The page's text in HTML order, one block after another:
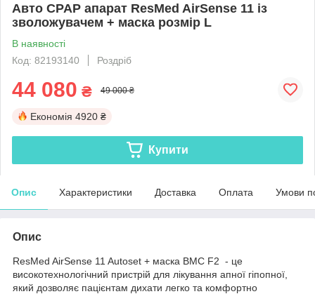
Авто CPAP апарат ResMed AirSense 11 із
зволожувачем + маска розмір L
В наявності
Код: 82193140
Роздріб
44 080 ₴ 49 000 ₴
Економія 4920 ₴
Купити
Опис Характеристики Доставка Оплата Умови
Опис
ResMed AirSense 11 Autoset + маска BMC F2 - це
високотехнологічний пристрій для лікування апної гіпопної,
який дозволяє пацієнтам дихати легко та комфортно